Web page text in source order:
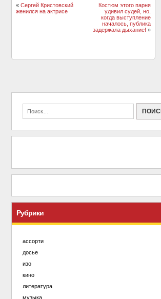
«Сергей Кристовский
женился на актрисе
Костюм этого парня
удивил судей, но,
когда выступление
началось, публика
задержала дыхание! »
Рубрики
ассорти
досье
изо
кино
литература
музыка